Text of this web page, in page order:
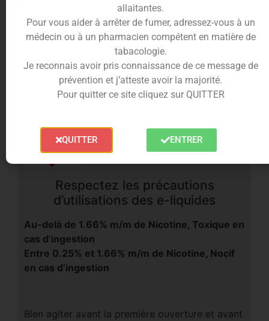
Il est à base d’arômes naturels et de synthèse et sa
proportion de PG/VG est de 50/50.
Le flacon est également doté d’une sécurité enfant.
Le e-liquideGrand Cruest disponible en version
50ml nicotinable par des boosters
Respectez les précautions
d’utilisations des e-liquides
Au-delà de 1.66% m/m de Nicotine, Toxique en
cas d’ingestion
Entre 0.25% et 1.66% m/m de Nicotine, Nocif
en cas d’ingestion
Bien agiter avant la première ouverture et avant
allaitantes.
Pour vous aider à arrêter de fumer, adressez-vous à un
médecin ou à un pharmacien compétent en matière de
tabacologie.
Je reconnais avoir pris connaissance de ce message de
prévention et j’atteste avoir la majorité.
Pour quitter ce site cliquez sur QUITTER
QUITTER ENTRER